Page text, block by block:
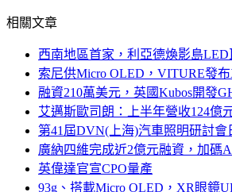
相關文章
西南地區首家，利亞德煥影島
索尼供Micro OLED，VITURE發
融資210萬美元，英國Kubos開發
艾邁斯歐司朗：上半年營收124億
第41屆DVN(上海)汽車照明研討會
廣納四維完成近2億元融資，加碼
英偉達官宣CPO量產
93g、搭載Micro OLED，XR眼鏡